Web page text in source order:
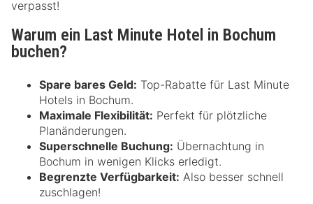
verpasst!
Warum ein Last Minute Hotel in Bochum
buchen?
Spare bares Geld: Top-Rabatte für Last Minute
Hotels in Bochum.
Maximale Flexibilität: Perfekt für plötzliche
Planänderungen.
Superschnelle Buchung: Übernachtung in
Bochum in wenigen Klicks erledigt.
Begrenzte Verfügbarkeit: Also besser schnell
zuschlagen!